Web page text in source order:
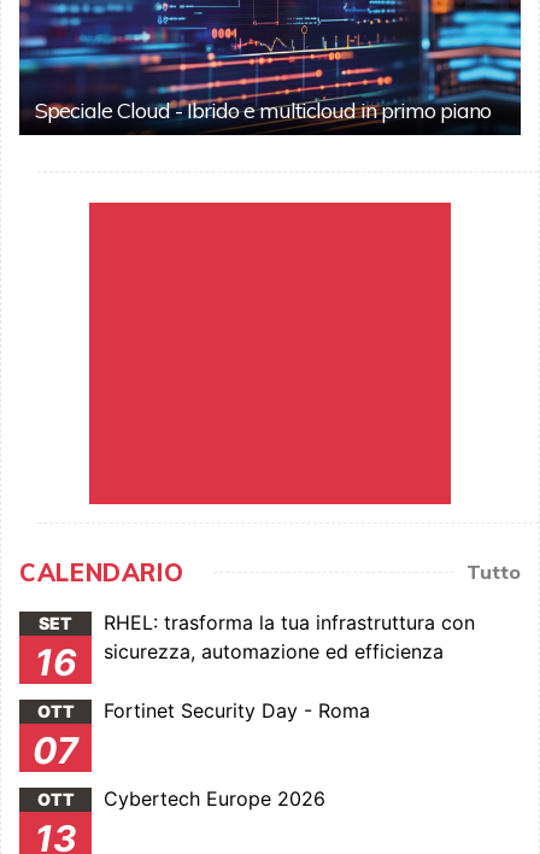
Speciale Cloud - Ibrido e multicloud in primo piano
CALENDARIO Tutto
SET
16
RHEL: trasforma la tua infrastruttura con
sicurezza, automazione ed efficienza
OTT
07
Fortinet Security Day - Roma
OTT
13
Cybertech Europe 2026